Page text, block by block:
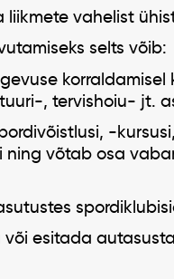
liikmete vahelist
selts võib:
, tervishoiu- jt.
-
ning võtab osa
esitada